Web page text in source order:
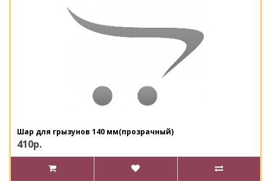
Шар для грызунов 140 мм(прозрачный)
410р.